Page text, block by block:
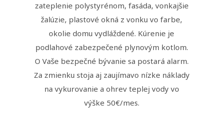
zateplenie polystyrénom, fasáda, vonkajšie
žalúzie, plastové okná z vonku vo farbe,
okolie domu vydláždené. Kúrenie je
podlahové zabezpečené plynovým kotlom.
O Vaše bezpečné bývanie sa postará alarm.
Za zmienku stoja aj zaujímavo nízke náklady
na vykurovanie a ohrev teplej vody vo
výške 50€/mes.